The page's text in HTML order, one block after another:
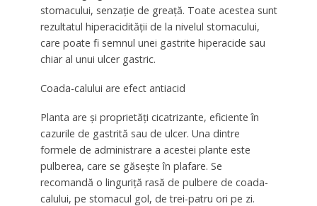
stomacului, senzaţie de greaţă. Toate acestea sunt
rezultatul hiperacidităţii de la nivelul stomacului,
care poate fi semnul unei gastrite hiperacide sau
chiar al unui ulcer gastric.
Coada-calului are efect antiacid
Planta are şi proprietăţi cicatrizante, eficiente în
cazurile de gastrită sau de ulcer. Una dintre
formele de administrare a acestei plante este
pulberea, care se găseşte în plafare. Se
recomandă o linguriţă rasă de pulbere de coada-
calului, pe stomacul gol, de trei-patru ori pe zi.